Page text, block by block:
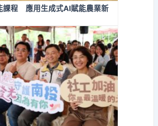
課程 應用生成式AI賦能農業新